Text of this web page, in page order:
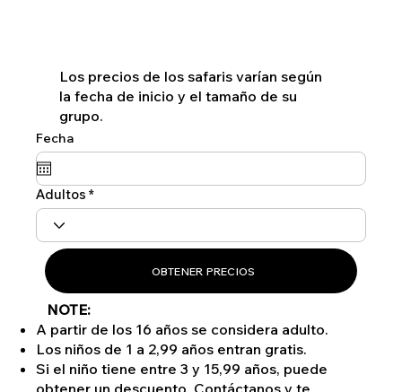
Los precios de los safaris varían según
la fecha de inicio y el tamaño de su
grupo.
Fecha
Adultos
OBTENER PRECIOS
NOTE:
A partir de los 16 años se considera adulto.
Los niños de 1 a 2,99 años entran gratis.
Si el niño tiene entre 3 y 15,99 años, puede